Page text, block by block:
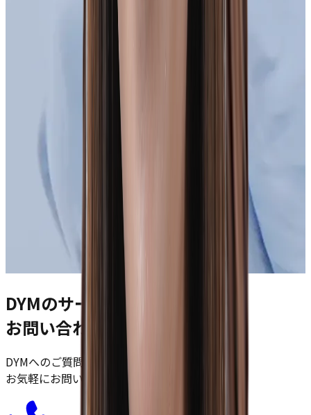
DYMのサービスに関する
お問い合わせ
DYMへのご質問やサービスについてのご相談等、
お気軽にお問い合わせください。